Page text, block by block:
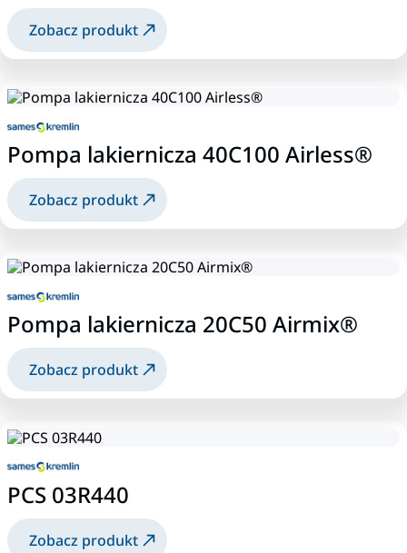
Zobacz produkt
Pompa lakiernicza 40C100 Airless®
Zobacz produkt
Pompa lakiernicza 20C50 Airmix®
Zobacz produkt
PCS 03R440
Zobacz produkt